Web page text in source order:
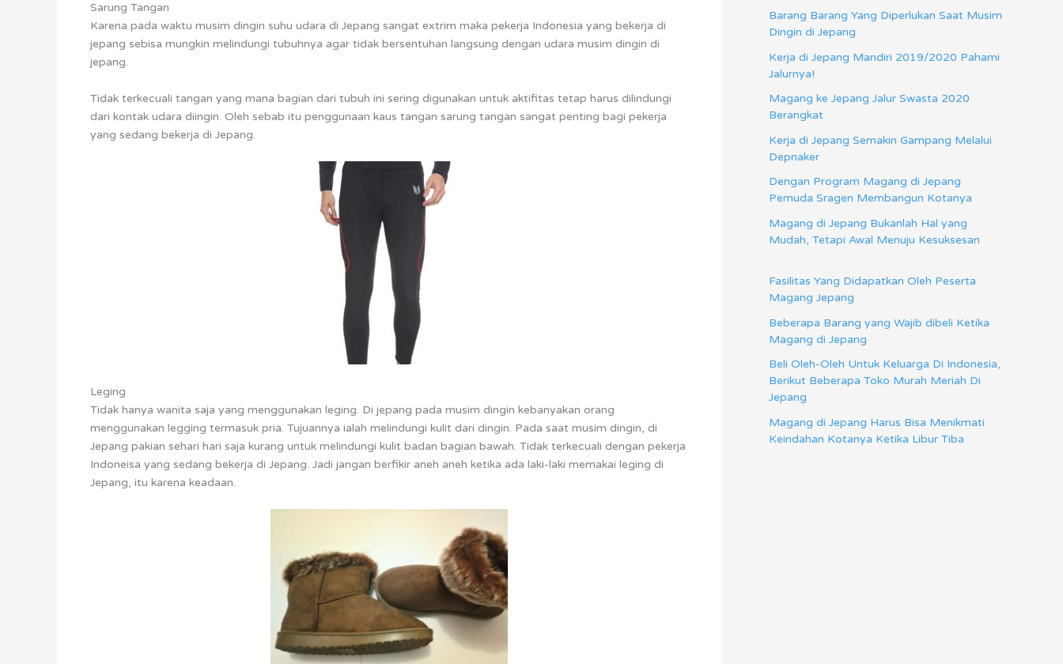
Sarung Tangan
Karena pada waktu musim dingin suhu udara di Jepang sangat extrim maka pekerja Indonesia yang bekerja di
jepang sebisa mungkin melindungi tubuhnya agar tidak bersentuhan langsung dengan udara musim dingin di
jepang.
Tidak terkecuali tangan yang mana bagian dari tubuh ini sering digunakan untuk aktifitas tetap harus dilindungi
dari kontak udara diingin. Oleh sebab itu penggunaan kaus tangan sarung tangan sangat penting bagi pekerja
yang sedang bekerja di Jepang.
Leging
Tidak hanya wanita saja yang menggunakan leging. Di jepang pada musim dingin kebanyakan orang
menggunakan legging termasuk pria. Tujuannya ialah melindungi kulit dari dingin. Pada saat musim dingin, di
Jepang pakian sehari hari saja kurang untuk melindungi kulit badan bagian bawah. Tidak terkecuali dengan pekerja
Indoneisa yang sedang bekerja di Jepang. Jadi jangan berfikir aneh aneh ketika ada laki-laki memakai leging di
Jepang, itu karena keadaan.
Barang Barang Yang Diperlukan Saat Musim
Dingin di Jepang
Kerja di Jepang Mandiri 2019/2020 Pahami
Jalurnya!
Magang ke Jepang Jalur Swasta 2020
Berangkat
Kerja di Jepang Semakin Gampang Melalui
Depnaker
Dengan Program Magang di Jepang
Pemuda Sragen Membangun Kotanya
Magang di Jepang Bukanlah Hal yang
Mudah, Tetapi Awal Menuju Kesuksesan
Fasilitas Yang Didapatkan Oleh Peserta
Magang Jepang
Beberapa Barang yang Wajib dibeli Ketika
Magang di Jepang
Beli Oleh-Oleh Untuk Keluarga Di Indonesia,
Berikut Beberapa Toko Murah Meriah Di
Jepang
Magang di Jepang Harus Bisa Menikmati
Keindahan Kotanya Ketika Libur Tiba